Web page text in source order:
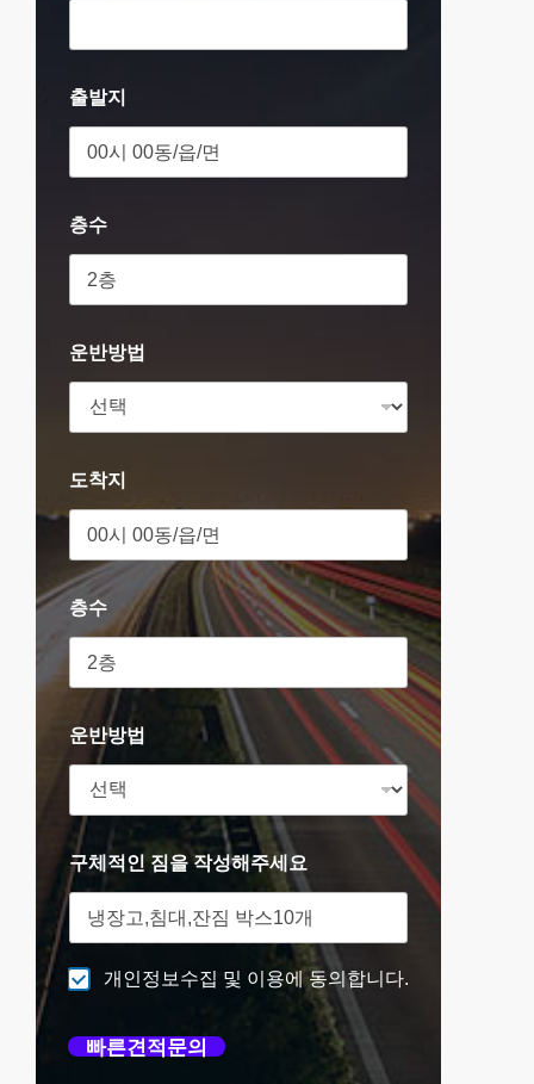
출발지
층수
운반방법
도착지
층수
운반방법
구체적인 짐을 작성해주세요
개인정보수집 및 이용에 동의합니다.
빠른견적문의